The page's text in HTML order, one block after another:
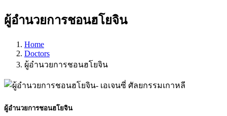
ผู้อำนวยการชอนฮโยจิน
Home
Doctors
ผู้อำนวยการชอนฮโยจิน
ผู้อำนวยการชอนฮโยจิน